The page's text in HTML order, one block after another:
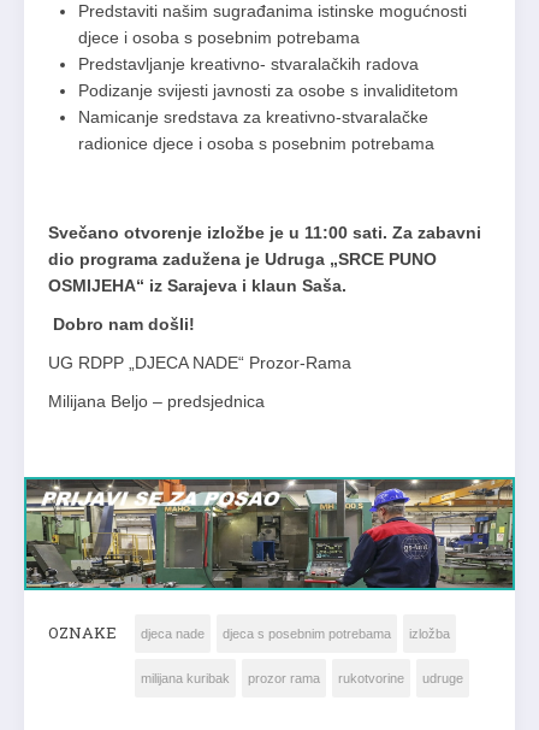
Predstaviti našim sugrađanima istinske mogućnosti
djece i osoba s posebnim potrebama
Predstavljanje kreativno- stvaralačkih radova
Podizanje svijesti javnosti za osobe s invaliditetom
Namicanje sredstava za kreativno-stvaralačke
radionice djece i osoba s posebnim potrebama
Svečano otvorenje izložbe je u 11:00 sati. Za zabavni
dio programa zadužena je Udruga „SRCE PUNO
OSMIJEHA“ iz Sarajeva i klaun Saša.
Dobro nam došli!
UG RDPP „DJECA NADE“ Prozor-Rama
Milijana Beljo – predsjednica
OZNAKE djeca nade djeca s posebnim potrebama izložba
milijana kuribak prozor rama rukotvorine udruge